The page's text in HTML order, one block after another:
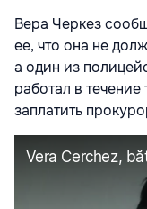
Вера Черкез
ее, что она не
а один из
работал в
заплатить